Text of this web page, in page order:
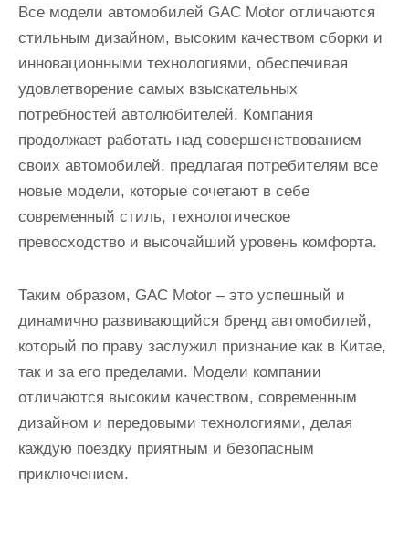
Все модели автомобилей GAC Motor отличаются
стильным дизайном, высоким качеством сборки и
инновационными технологиями, обеспечивая
удовлетворение самых взыскательных
потребностей автолюбителей. Компания
продолжает работать над совершенствованием
своих автомобилей, предлагая потребителям все
новые модели, которые сочетают в себе
современный стиль, технологическое
превосходство и высочайший уровень комфорта.
Таким образом, GAC Motor – это успешный и
динамично развивающийся бренд автомобилей,
который по праву заслужил признание как в Китае,
так и за его пределами. Модели компании
отличаются высоким качеством, современным
дизайном и передовыми технологиями, делая
каждую поездку приятным и безопасным
приключением.